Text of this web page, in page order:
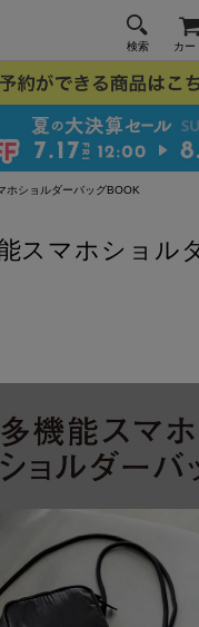
検索 カー
ホショルダーバッグBOOK
スマホショル